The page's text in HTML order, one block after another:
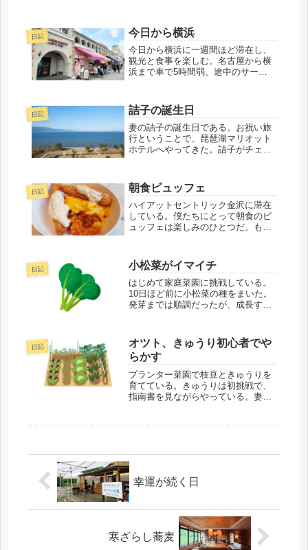
なから休憩する。それにしてもこの
部屋は居心地がよい。さすがスイー
トルームだ。今回...
日記 今日から横浜
今日から横浜に一週間ほど滞在し、
観光と食事を楽しむ。名古屋から横
浜まで車で5時間弱、途中のサービ
トくん、サービスエリアってどこが
あったっけ？」「上郷、岡崎、浜
松、静岡、駿河湾沼...
日記 詰子の誕生日
妻の詰子の誕生日である。お祝い旅
行ということで、琵琶湖マリオット
ホテルへやってきた。詰子がチェッ
から、温泉付きの部屋にアップグレ
ードしてくれたよ。しかも『お部屋
にシャンパンのサ...
日記 朝食ビュッフェ
ハイアットセントリック金沢に滞在
している。僕たちにとって朝食のビ
ュッフェは楽しみのひとつだ。もち
取りに行き戻ってきた。「詰子ちゃ
ん、何を持ってきたの？」「ハント
ンライス」「ハン...
日記 小松菜がイマイチ
はじめて家庭菜園に挑戦している。
10日ほど前に小松菜の種をまいた。
発芽までは順調だったが、成長する
よ」「マジで？」「どういうわけ
か、まっすぐ伸びてこない」「もう
一回やり直したら...
日記
オツト、きゅうり初心者でや
らかす
プランター菜園で枝豆ときゅうりを
育てている。きゅうりは初挑戦で、
指南書を見ながらやっている。妻の
幸運が続く日
寒ざらし蕎麦